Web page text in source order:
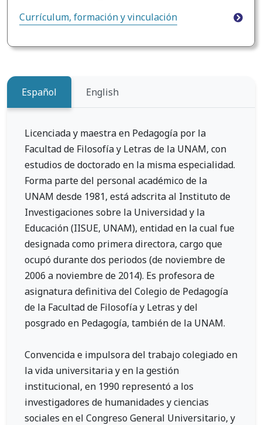
Currículum, formación y vinculación
Español English
Licenciada y maestra en Pedagogía por la
Facultad de Filosofía y Letras de la UNAM, con
estudios de doctorado en la misma especialidad.
Forma parte del personal académico de la
UNAM desde 1981, está adscrita al Instituto de
Investigaciones sobre la Universidad y la
Educación (IISUE, UNAM), entidad en la cual fue
designada como primera directora, cargo que
ocupó durante dos periodos (de noviembre de
2006 a noviembre de 2014). Es profesora de
asignatura definitiva del Colegio de Pedagogía
de la Facultad de Filosofía y Letras y del
posgrado en Pedagogía, también de la UNAM.
Convencida e impulsora del trabajo colegiado en
la vida universitaria y en la gestión
institucional, en 1990 representó a los
investigadores de humanidades y ciencias
sociales en el Congreso General Universitario, y